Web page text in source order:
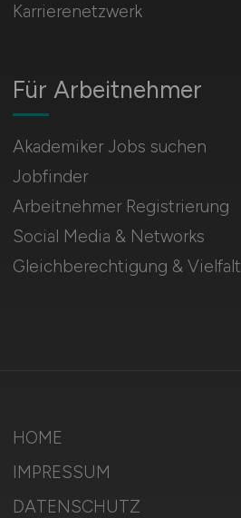
Für Arbeitnehmer
Akademiker Jobs suchen
Jobfinder
Arbeitnehmer Registrierung
Social Media & Networks
Gleichberechtigung & Vielfalt
Karrierenetzwerk
HOME
IMPRESSUM
DATENSCHUTZ